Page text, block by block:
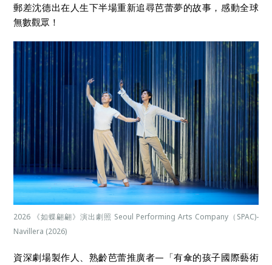
郵差沈德出在人生下半場重新追尋芭蕾夢的故事，感動全球
無數觀眾！
2026 《如蝶翩翩》演出劇照 Seoul Performing Arts Company（SPAC)-
Navillera (2026)
資深劇場製作人、熟齡芭蕾推廣者—「有傘的孩子國際藝術